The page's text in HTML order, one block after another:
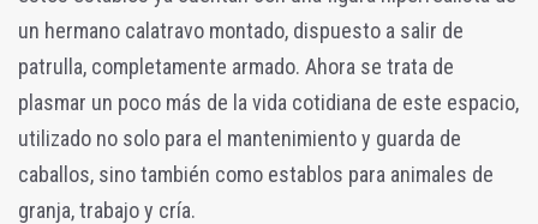
un hermano calatravo montado, dispuesto a salir de
patrulla, completamente armado. Ahora se trata de
plasmar un poco más de la vida cotidiana de este espacio,
utilizado no solo para el mantenimiento y guarda de
caballos, sino también como establos para animales de
granja, trabajo y cría.